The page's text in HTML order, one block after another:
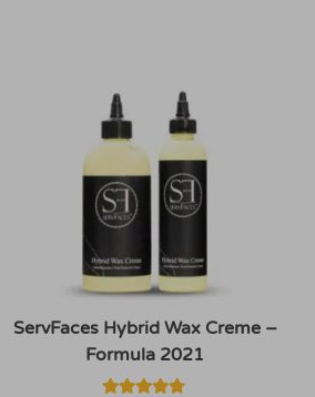
ServFaces Hybrid Wax Creme –
Formula 2021